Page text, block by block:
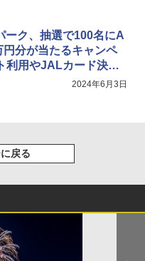
ーク、抽選で100名にA
分が当たるキャンペ
利用やJALカード決済
2024年6月3日
戻る